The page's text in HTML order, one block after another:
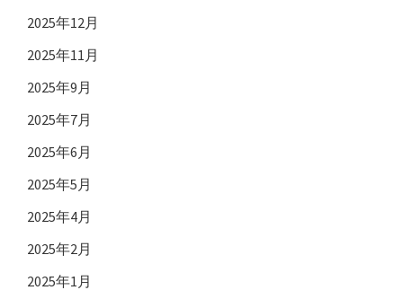
2025年12月
2025年11月
2025年9月
2025年7月
2025年6月
2025年5月
2025年4月
2025年2月
2025年1月